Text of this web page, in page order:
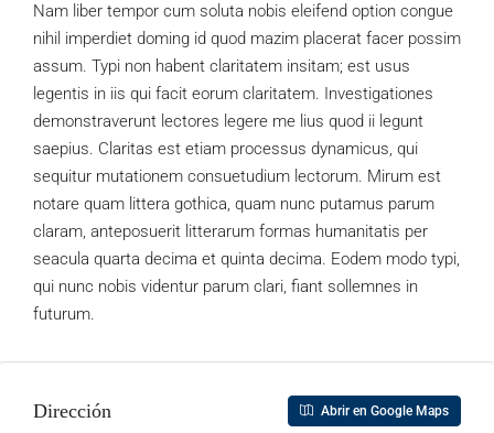
Nam liber tempor cum soluta nobis eleifend option congue
nihil imperdiet doming id quod mazim placerat facer possim
assum. Typi non habent claritatem insitam; est usus
legentis in iis qui facit eorum claritatem. Investigationes
demonstraverunt lectores legere me lius quod ii legunt
saepius. Claritas est etiam processus dynamicus, qui
sequitur mutationem consuetudium lectorum. Mirum est
notare quam littera gothica, quam nunc putamus parum
claram, anteposuerit litterarum formas humanitatis per
seacula quarta decima et quinta decima. Eodem modo typi,
qui nunc nobis videntur parum clari, fiant sollemnes in
futurum.
Dirección Abrir en Google Maps